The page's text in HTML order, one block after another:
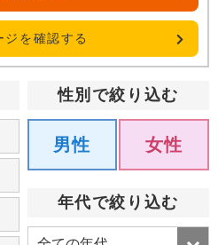
ジを確認する
性別で絞り込む
男性 女性
年代で絞り込む